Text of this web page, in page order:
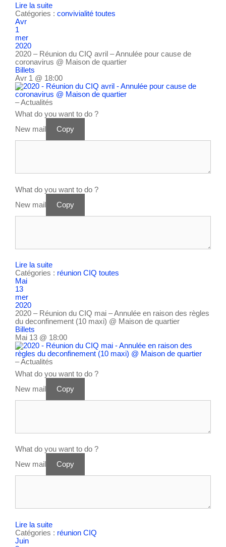
Lire la suite
Catégories : convivialité toutes
Avr
1
mer
2020
2020 – Réunion du CIQ avril – Annulée pour cause de
coronavirus @ Maison de quartier
Billets
Avr 1 @ 18:00
– Actualités
What do you want to do ?
New mail
Copy
What do you want to do ?
New mail
Copy
Lire la suite
Catégories : réunion CIQ toutes
Mai
13
mer
2020
2020 – Réunion du CIQ mai – Annulée en raison des règles
du deconfinement (10 maxi) @ Maison de quartier
Billets
Mai 13 @ 18:00
– Actualités
What do you want to do ?
New mail
Copy
What do you want to do ?
New mail
Copy
Lire la suite
Catégories : réunion CIQ
Juin